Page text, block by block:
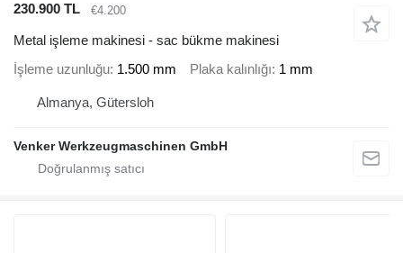
230.900 TL
€4.200
Metal işleme makinesi - sac bükme makinesi
İşleme uzunluğu 1.500 mm Plaka kalınlığı 1 mm
Almanya, Gütersloh
Venker Werkzeugmaschinen GmbH